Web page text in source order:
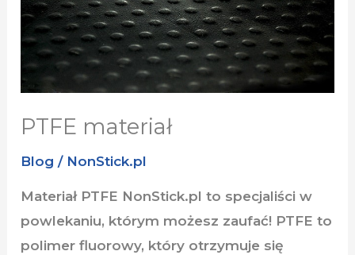
PTFE materiał
Blog / NonStick.pl
Materiał PTFE NonStick.pl to specjaliści w
powlekaniu, którym możesz zaufać! PTFE to
polimer fluorowy, który otrzymuje się